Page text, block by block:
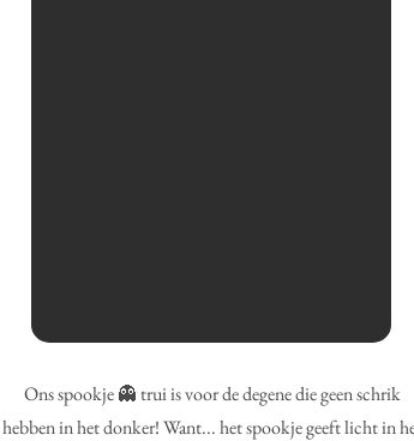
Ons spookje 👻 trui is voor de degene die geen schrik
hebben in het donker! Want... het spookje geeft licht in